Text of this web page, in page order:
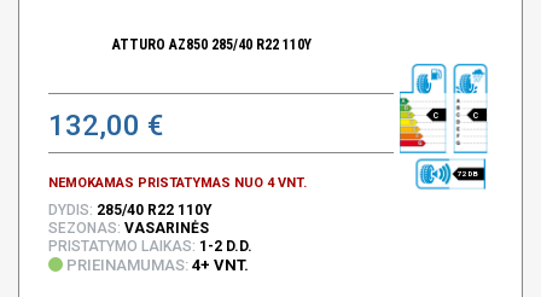
ATTURO AZ850 285/40 R22 110Y
132,00 €
NEMOKAMAS PRISTATYMAS NUO 4 VNT.
C C
72 DB
DYDIS: 285/40 R22 110Y
SEZONAS: VASARINĖS
PRISTATYMO LAIKAS: 1-2 D.D.
PRIEINAMUMAS: 4+ VNT.